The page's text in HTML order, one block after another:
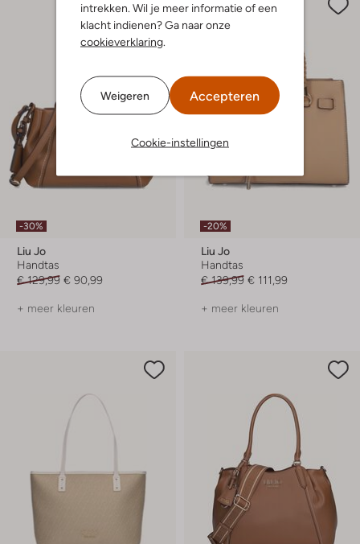
intrekken. Wil je meer informatie of een
klacht indienen? Ga naar onze
cookieverklaring.
Weigeren Accepteren
Cookie-instellingen
-30%
Liu Jo
Handtas
€ 129,99 € 90,99
+ meer kleuren
-20%
Liu Jo
Handtas
€ 139,99 € 111,99
+ meer kleuren